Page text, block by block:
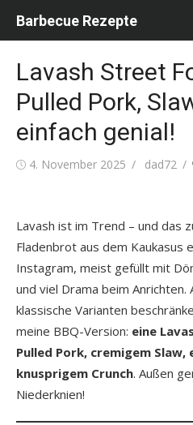
Barbecue Rezepte
Lavash Street
Pulled Pork,
einfach genial!
Posted
4. November 2025 Author
dad72
Lavash ist im Trend – und das
Fladenbrot aus dem Kaukasus
Instagram, meist gefüllt mit
und viel Drama beim Anrichten.
klassische Varianten
meine BBQ-Version: eine
Pulled Pork, cremigem
knusprigem Crunch. Außen
Niederknien!